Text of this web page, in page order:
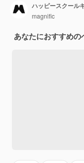
ハッピースクール
magnific
あなたにおすすめの